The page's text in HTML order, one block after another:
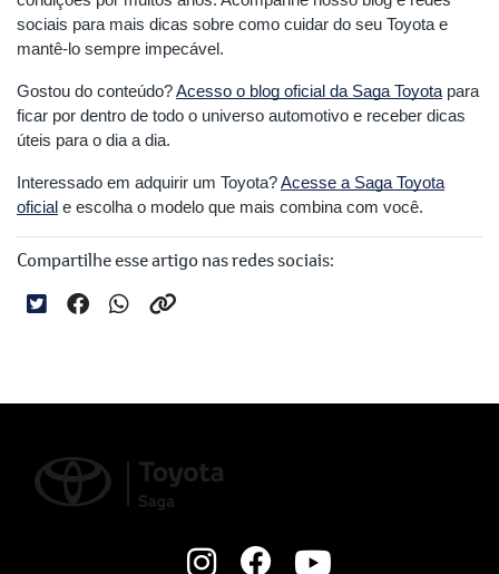
sociais para mais dicas sobre como cuidar do seu Toyota e
mantê-lo sempre impecável.
Gostou do conteúdo?Acesso o blog oficial da Saga Toyota para
ficar por dentro de todo o universo automotivo e receber dicas
úteis para o dia a dia.
Interessado em adquirir um Toyota?Acesse a Saga Toyota
oficial e escolha o modelo que mais combina com você.
Compartilhe esse artigo nas redes sociais: